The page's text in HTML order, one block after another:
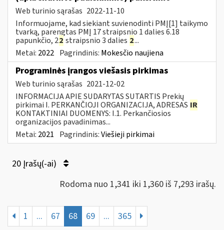
Web turinio sąrašas 2022-11-10
Informuojame, kad siekiant suvienodinti PMĮ[1] taikymo
tvarką, parengtas PMĮ 17 straipsnio 1 dalies 6.18
papunkčio, 22 straipsnio 3 dalies 2...
Metai: 2022 Pagrindinis: Mokesčio naujiena
Programinės įrangos viešasis pirkimas
Web turinio sąrašas 2021-12-02
INFORMACIJA APIE SUDARYTAS SUTARTIS Prekių
pirkimai I. PERKANČIOJI ORGANIZACIJA, ADRESAS IR
KONTAKTINIAI DUOMENYS: I.1. Perkančiosios
organizacijos pavadinimas...
Metai: 2021 Pagrindinis:Viešieji pirkimai
20 Įrašų(-ai)
Rodoma nuo 1,341 iki 1,360 iš 7,293 irašų.
1 ... 67 68 69 ... 365